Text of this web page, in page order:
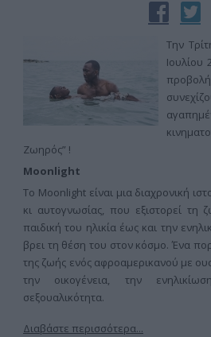
Την
Ζωηρός” !
Moonlight
Το Moonlight είναι μια διαχρονική
κι αυτογνωσίας, που εξιστορεί
παιδική του ηλικία έως και την
βρει τη θέση του στον κόσμο. Ένα
της ζωής ενός αφροαμερικανού με
την οικογένεια, την
σεξουαλικότητα.
Διαβάστε περισσότερα...